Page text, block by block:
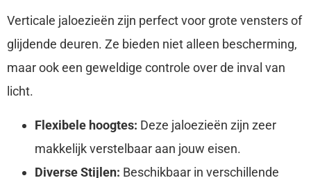
Verticale jaloezieën zijn perfect voor grote vensters of
glijdende deuren. Ze bieden niet alleen bescherming,
maar ook een geweldige controle over de inval van
licht.
Flexibele hoogtes: Deze jaloezieën zijn zeer
makkelijk verstelbaar aan jouw eisen.
Diverse Stijlen: Beschikbaar in verschillende